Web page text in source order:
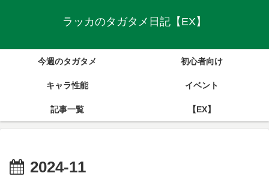
ラッカのタガタメ日記【EX】
今週のタガタメ 初心者向け
キャラ性能 イベント
記事一覧 【EX】
2024-11